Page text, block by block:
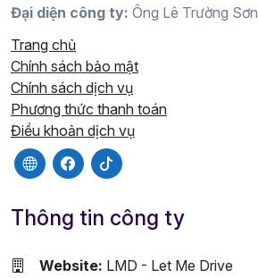
Đại diện công ty: Ông Lê Trường Sơn
Trang chủ
Chính sách bảo mật
Chính sách dịch vụ
Phương thức thanh toán
Điều khoản dịch vụ
Thông tin công ty
Website: LMD - Let Me Drive